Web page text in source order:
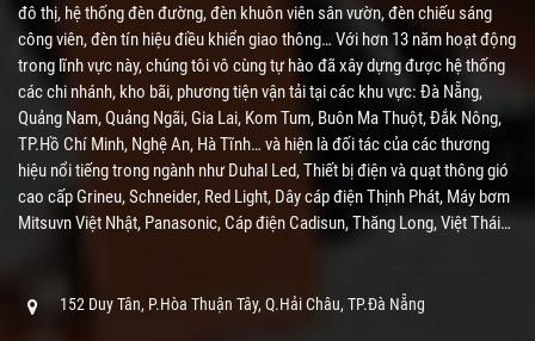
đô thị, hệ thống đèn đường, đèn khuôn viên sân vườn, đèn chiếu sáng
công viên, đèn tín hiệu điều khiển giao thông… Với hơn 13 năm hoạt động
trong lĩnh vực này, chúng tôi vô cùng tự hào đã xây dựng được hệ thống
các chi nhánh, kho bãi, phương tiện vận tải tại các khu vực: Đà Nẵng,
Quảng Nam, Quảng Ngãi, Gia Lai, Kom Tum, Buôn Ma Thuột, Đắk Nông,
TP.Hồ Chí Minh, Nghệ An, Hà Tĩnh… và hiện là đối tác của các thương
hiệu nổi tiếng trong ngành như Duhal Led, Thiết bị điện và quạt thông gió
cao cấp Grineu, Schneider, Red Light, Dây cáp điện Thịnh Phát, Máy bơm
Mitsuvn Việt Nhật, Panasonic, Cáp điện Cadisun, Thăng Long, Việt Thái…
152 Duy Tân, P.Hòa Thuận Tây, Q.Hải Châu, TP.Đà Nẵng